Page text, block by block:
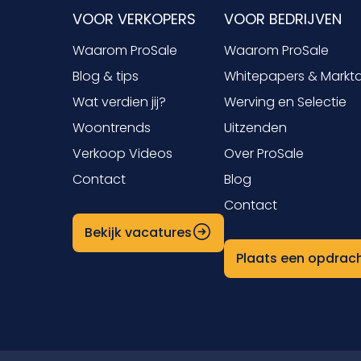
VOOR VERKOPERS
Waarom ProSale
Blog & tips
Wat verdien jij?
Woontrends
Verkoop Videos
Contact
Bekijk vacatures
VOOR BEDRIJVEN
Waarom ProSale
Whitepapers &
Werving en Selectie
Uitzenden
Over ProSale
Blog
Contact
Plaats een